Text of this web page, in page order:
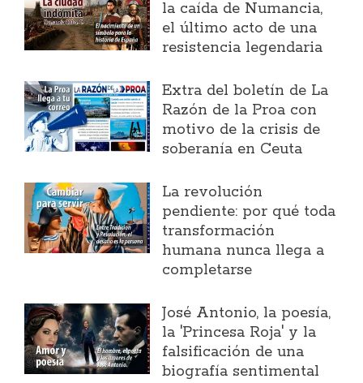
la caída de Numancia,
el último acto de una
resistencia legendaria
Extra del boletín de La
Razón de la Proa con
motivo de la crisis de
soberanía en Ceuta
La revolución
pendiente: por qué toda
transformación
humana nunca llega a
completarse
José Antonio, la poesía,
la 'Princesa Roja' y la
falsificación de una
biografía sentimental